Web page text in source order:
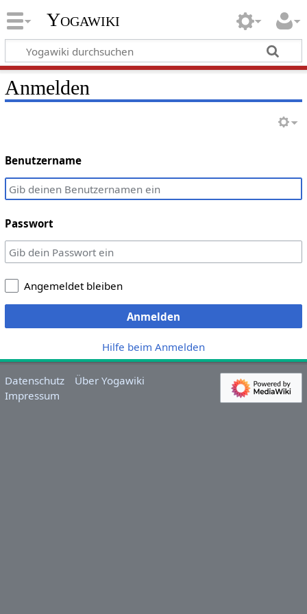
Yogawiki
Anmelden
Benutzername
Passwort
Angemeldet bleiben
Anmelden
Hilfe beim Anmelden
Datenschutz
Über Yogawiki
Impressum